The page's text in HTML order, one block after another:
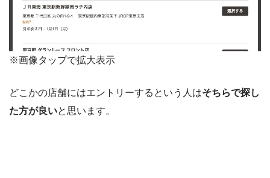
※画像タップで拡大表示
どこかの店舗にはエントリーするという人はそちらで探し
た方が良いと思います。